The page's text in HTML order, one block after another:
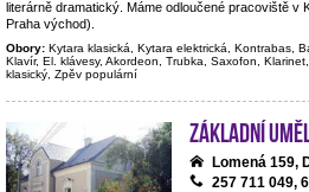
literárně dramatický. Máme odloučené pracoviště v
Praha východ).
Obory: Kytara klasická, Kytara elektrická, Kontrabas,
Klavír, El. klávesy, Akordeon, Trubka, Saxofon,
klasický, Zpěv populární
Základní
Lomená 159,
257 711 049,